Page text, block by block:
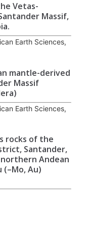
Vetas-
Massif,
Earth Sciences,
mantle-derived
Massif
Earth Sciences,
rocks of the
Santander,
Andean
Au)